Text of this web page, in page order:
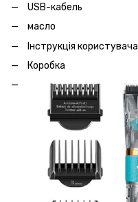
USB-кабель
масло
Інструкція користувача
Коробка